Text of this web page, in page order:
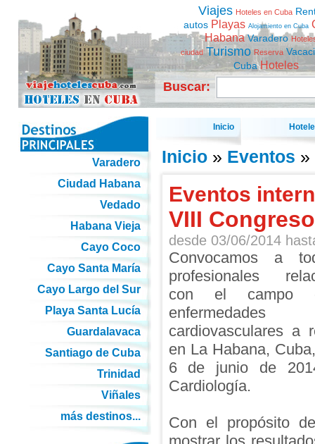
Viajes Hoteles en Cuba
autos Playas Alojamiento en Cuba
Habana Varadero
ciudad Turismo Reserva
Cuba Hoteles
Buscar:
Inicio
Inicio» Eventos »
Eventos
VIII
desde 03/06/2014
Convocamos a
profesionales
con el campo
enfermedades
cardiovasculares a
en La Habana,
6 de junio de
Cardiología.
Con el propósito
Varadero
Ciudad Habana
Vedado
Habana Vieja
Cayo Coco
Cayo Santa María
Cayo Largo del Sur
Playa Santa Lucía
Guardalavaca
Santiago de Cuba
Trinidad
Viñales
más destinos...